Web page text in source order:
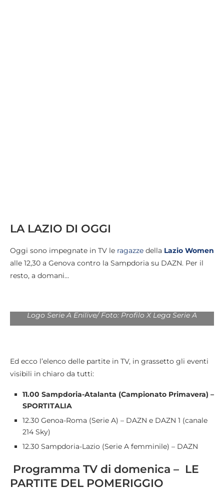
LA LAZIO DI OGGI
Oggi sono impegnate in TV le ragazze della Lazio Women
alle 12,30 a Genova contro la Sampdoria su DAZN. Per il
resto, a domani…
Logo Serie A Enilive/ Foto: Profilo X Lega Serie A
Ed ecco l’elenco delle partite in TV, in grassetto gli eventi
visibili in chiaro da tutti:
11.00 Sampdoria-Atalanta (Campionato Primavera) –
SPORTITALIA
12.30 Genoa-Roma (Serie A) – DAZN e DAZN 1 (canale
214 Sky)
12.30 Sampdoria-Lazio (Serie A femminile) – DAZN
Programma TV di domenica – LE
PARTITE DEL POMERIGGIO